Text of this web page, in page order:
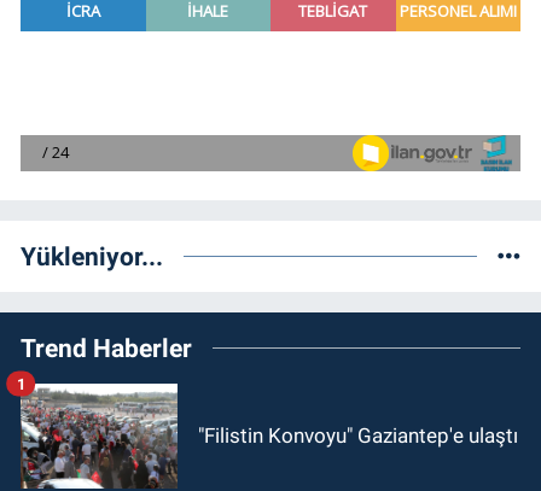
Yükleniyor...
Trend Haberler
"Filistin Konvoyu" Gaziantep'e ulaştı
1